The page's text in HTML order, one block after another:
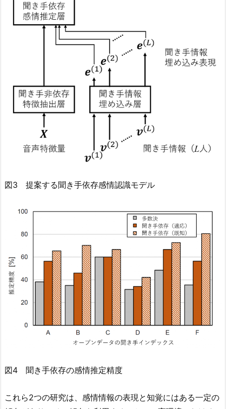
図3 提案する聞き手依存感情認識モデル
図4 聞き手依存の感情推定精度
これら2つの研究は、感情情報の表現と知覚にはある一定の